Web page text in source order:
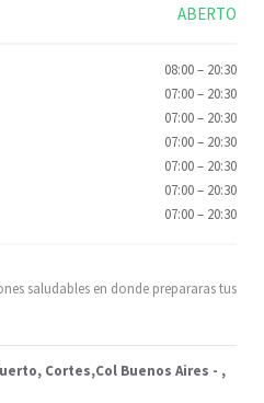
saludables en donde prepararas tus
Cortes,Col Buenos Aires - ,
ABERTO
08:00– 20:30
07:00– 20:30
07:00– 20:30
07:00– 20:30
07:00– 20:30
07:00– 20:30
07:00– 20:30